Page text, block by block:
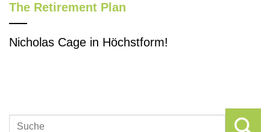
The Retirement Plan
Nicholas Cage in Höchstform!